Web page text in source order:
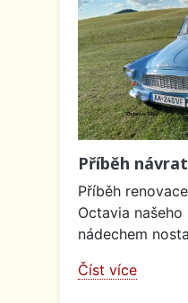
Příběh
Příběh
Octavia
nádechem
Číst více